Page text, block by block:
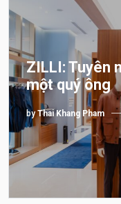
ZILLI: Tuyên
một quý ông
by Thai Khang Pham